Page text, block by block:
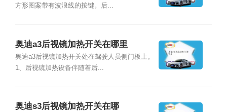
方形图案带有波浪线的按键。后...
奥迪a3后视镜加热开关在哪里
奥迪a3后视镜加热开关处在驾驶人员侧门板上。
1、后视镜加热设备伴随着后...
奥迪s3后视镜加热开关在哪